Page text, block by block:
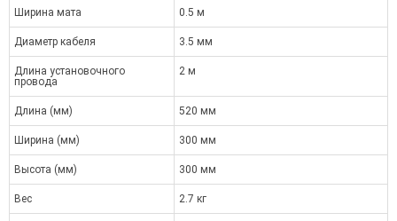
Ширина мата 0.5 м
Диаметр кабеля 3.5 мм
Длина установочного
провода
2 м
Длина (мм) 520 мм
Ширина (мм) 300 мм
Высота (мм) 300 мм
Вес 2.7 кг